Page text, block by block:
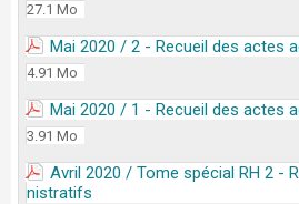
27.1 Mo
Mai 2020 / 2 - Recueil des actes
4.91 Mo
Mai 2020 / 1 - Recueil des actes
3.91 Mo
Avril 2020 / Tome spécial RH 2 -
nistratifs